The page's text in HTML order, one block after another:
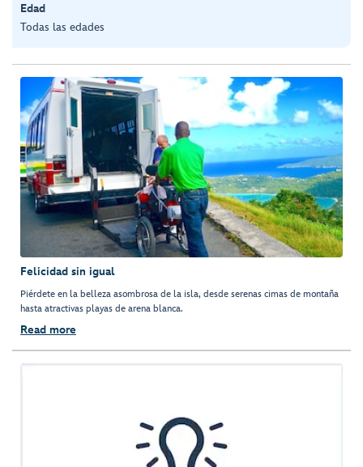
Edad
Todas las edades
Felicidad sin igual
Piérdete en la belleza asombrosa de la isla, desde serenas cimas de montaña
hasta atractivas playas de arena blanca.
Read more